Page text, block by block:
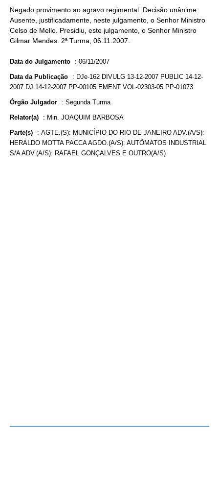
Negado provimento ao agravo regimental. Decisão unânime.
Ausente, justificadamente, neste julgamento, o Senhor Ministro
Celso de Mello. Presidiu, este julgamento, o Senhor Ministro
Gilmar Mendes. 2ª Turma, 06.11.2007.
Data do Julgamento : 06/11/2007
Data da Publicação : DJe-162 DIVULG 13-12-2007 PUBLIC 14-12-
2007 DJ 14-12-2007 PP-00105 EMENT VOL-02303-05 PP-01073
Órgão Julgador : Segunda Turma
Relator(a) : Min. JOAQUIM BARBOSA
Parte(s) : AGTE.(S): MUNICÍPIO DO RIO DE JANEIRO ADV.(A/S):
HERALDO MOTTA PACCA AGDO.(A/S): AUTÔMATOS INDUSTRIAL
S/A ADV.(A/S): RAFAEL GONÇALVES E OUTRO(A/S)